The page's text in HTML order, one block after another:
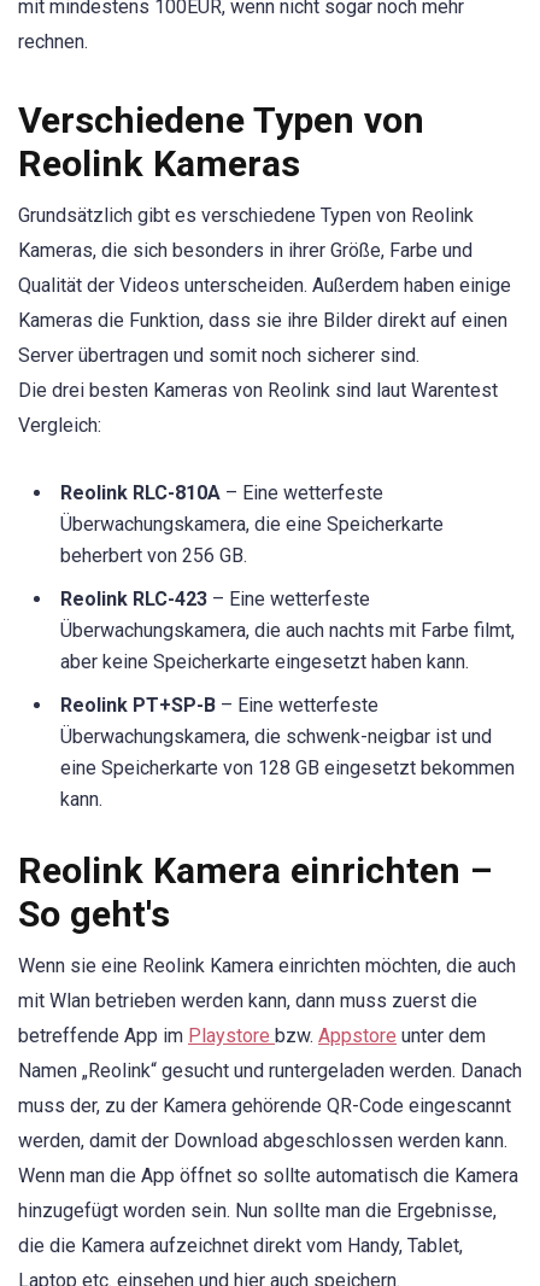
mit mindestens 100EUR, wenn nicht sogar noch mehr
rechnen.
Verschiedene Typen von
Reolink Kameras
Grundsätzlich gibt es verschiedene Typen von Reolink
Kameras, die sich besonders in ihrer Größe, Farbe und
Qualität der Videos unterscheiden. Außerdem haben einige
Kameras die Funktion, dass sie ihre Bilder direkt auf einen
Server übertragen und somit noch sicherer sind.
Die drei besten Kameras von Reolink sind laut Warentest
Vergleich:
Reolink RLC-810A – Eine wetterfeste
Überwachungskamera, die eine Speicherkarte
beherbert von 256 GB.
Reolink RLC-423 – Eine wetterfeste
Überwachungskamera, die auch nachts mit Farbe filmt,
aber keine Speicherkarte eingesetzt haben kann.
Reolink PT+SP-B – Eine wetterfeste
Überwachungskamera, die schwenk-neigbar ist und
eine Speicherkarte von 128 GB eingesetzt bekommen
kann.
Reolink Kamera einrichten –
So geht's
Wenn sie eine Reolink Kamera einrichten möchten, die auch
mit Wlan betrieben werden kann, dann muss zuerst die
betreffende App im Playstore bzw. Appstore unter dem
Namen „Reolink“ gesucht und runtergeladen werden. Danach
muss der, zu der Kamera gehörende QR-Code eingescannt
werden, damit der Download abgeschlossen werden kann.
Wenn man die App öffnet so sollte automatisch die Kamera
hinzugefügt worden sein. Nun sollte man die Ergebnisse,
die die Kamera aufzeichnet direkt vom Handy, Tablet,
Laptop etc. einsehen und hier auch speichern.